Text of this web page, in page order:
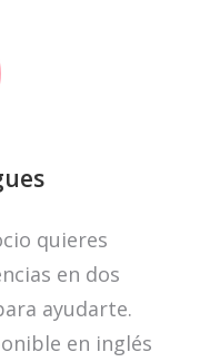
quieres
en dos
ayudarte.
en inglés